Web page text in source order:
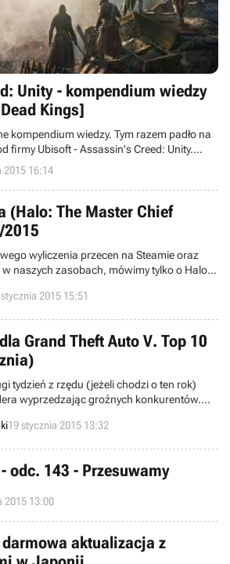
Unity - kompendium wiedzy
Kings]
kompendium wiedzy. Tym razem padło na
firmy Ubisoft - Assassin's Creed: Unity.
stale aktualizowany o pojawiające się z
2015 16:14
(Halo: The Master Chief
2015
wyliczenia przecen na Steamie oraz
naszych zasobach, mówimy tylko o Halo:
w kontekście rekompensat twórców za
pozycją i przygotowywanego patcha do
2015 15:51
Grand Theft Auto V. Top 10
tydzień z rzędu (jeżeli chodzi o ten rok)
wyprzedzając groźnych konkurentów.
się z pierwszą dziesiątką bestsellerów
Królestwie.
19 stycznia 2015 13:32
odc. 143 - Przesuwamy
2015 13:00
aktualizacja z